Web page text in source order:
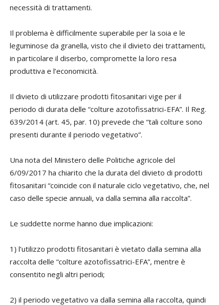
necessità di trattamenti.
Il problema è difficilmente superabile per la soia e le
leguminose da granella, visto che il divieto dei trattamenti,
in particolare il diserbo, compromette la loro resa
produttiva e l’economicità.
Il divieto di utilizzare prodotti fitosanitari vige per il
periodo di durata delle “colture azotofissatrici-EFA”. Il Reg.
639/2014 (art. 45, par. 10) prevede che “tali colture sono
presenti durante il periodo vegetativo”.
Una nota del Ministero delle Politiche agricole del
6/09/2017 ha chiarito che la durata del divieto di prodotti
fitosanitari “coincide con il naturale ciclo vegetativo, che, nel
caso delle specie annuali, va dalla semina alla raccolta”.
Le suddette norme hanno due implicazioni:
1) l’utilizzo prodotti fitosanitari è vietato dalla semina alla
raccolta delle “colture azotofissatrici-EFA”, mentre è
consentito negli altri periodi;
2) il periodo vegetativo va dalla semina alla raccolta, quindi